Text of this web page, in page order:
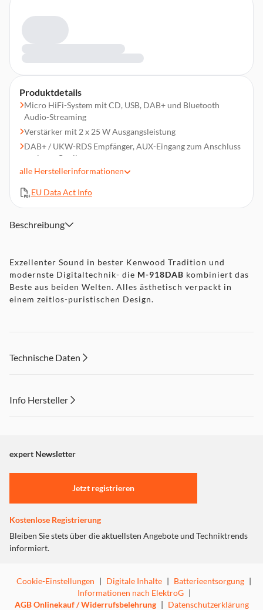
Produktdetails
Micro HiFi-System mit CD, USB, DAB+ und Bluetooth
Audio-Streaming
Verstärker mit 2 x 25 W Ausgangsleistung
DAB+ / UKW-RDS Empfänger, AUX-Eingang zum Anschluss
analoger Quellen
AUX-Eingang zum Anschluss analoger Quellen
Frontblende aus gebürstetem Metall
Programmierbare CD Wiedergabe inkl. Shuffle/Repeat
alle Herstellerinformationen
EU Data Act Info
Beschreibung
Exzellenter Sound in bester Kenwood Tradition und
modernste Digitaltechnik- die M-918DAB kombiniert das
Beste aus beiden Welten. Alles ästhetisch verpackt in
einem zeitlos-puristischen Design.
Technische Daten
Info Hersteller
"Marketing".
Einstellungen anpassen
expert Newsletter
Jetzt registrieren
Kostenlose Registrierung
Bleiben Sie stets über die aktuellsten Angebote und Techniktrends
informiert.
Cookie-Einstellungen | Digitale Inhalte | Batterieentsorgung |
Informationen nach ElektroG |
AGB Onlinekauf / Widerrufsbelehrung | Datenschutzerklärung